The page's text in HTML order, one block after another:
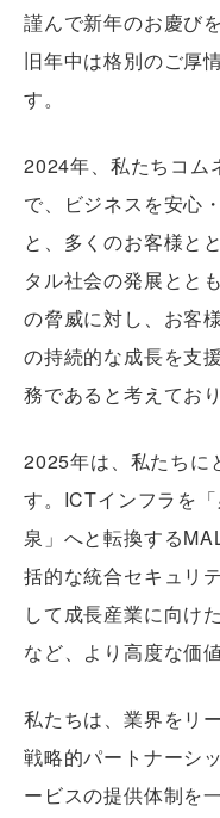
謹んで新年のお慶び
旧年中は格別のご厚
す。
2024年、私たちコム
で、ビジネスを安心
と、多くのお客様と
タル社会の発展とと
の脅威に対し、お客
の持続的な成長を支
務であると考えており
2025年は、私たちに
す。ICTインフラを
泉」へと転換する
括的な統合セキュリ
して成長産業に向け
など、より高度な価
私たちは、業界をリ
戦略的パートナーシ
ービスの提供体制を